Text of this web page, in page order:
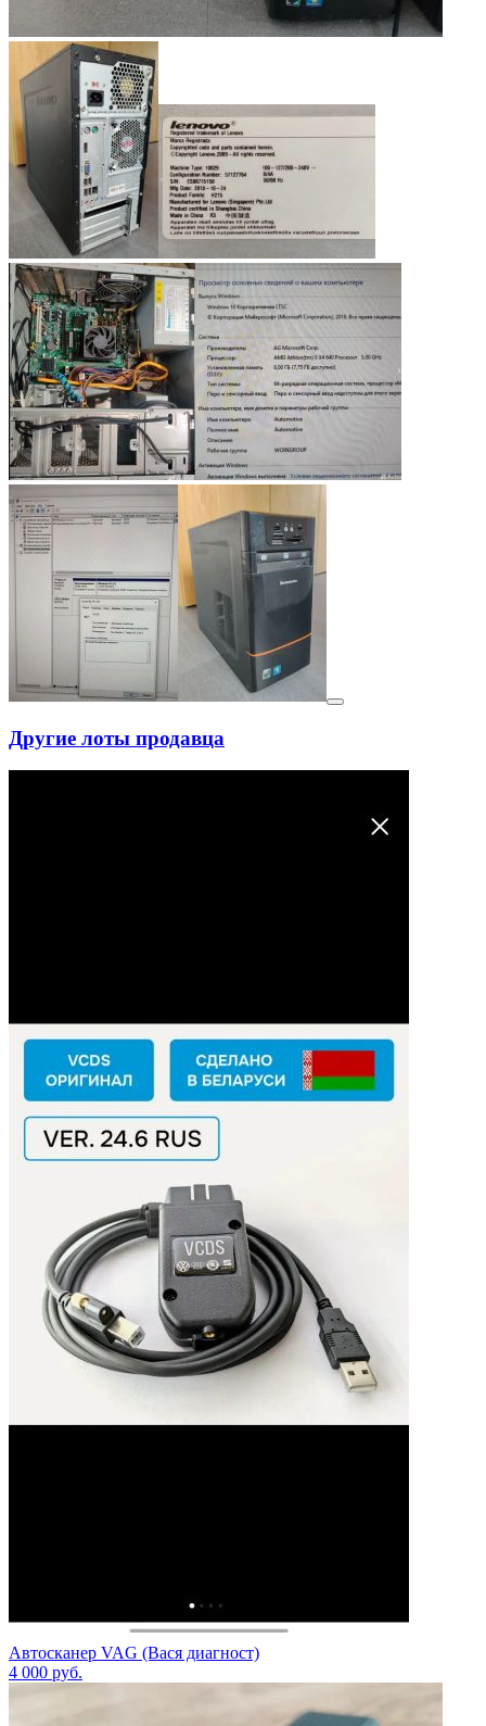
Другие лоты продавца
Автосканер VAG (Вася диагност)
4 000 руб.